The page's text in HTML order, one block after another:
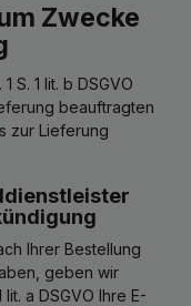
Zwecke
S. 1 lit. b DSGVO
beauftragten
zur Lieferung
Ihrer Bestellung
geben wir
a DSGVO Ihre E-